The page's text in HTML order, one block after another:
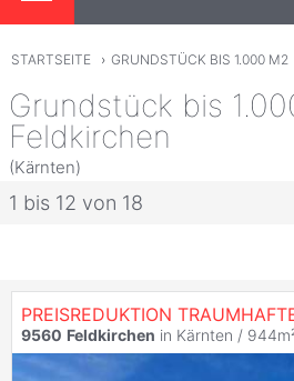
STARTSEITE › GRUNDSTÜCK BIS 1.000 M2
Grundstück bis
Feldkirchen
(Kärnten)
1 bis 12 von 18
9560 Feldkirchen in Kärnten /